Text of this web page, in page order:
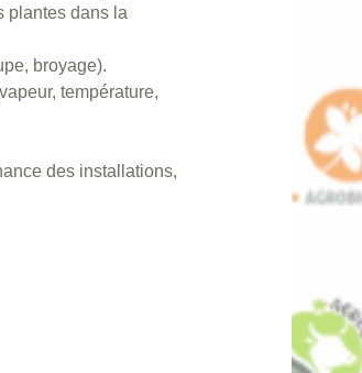
plantes dans la
broyage).
température,
des installations,